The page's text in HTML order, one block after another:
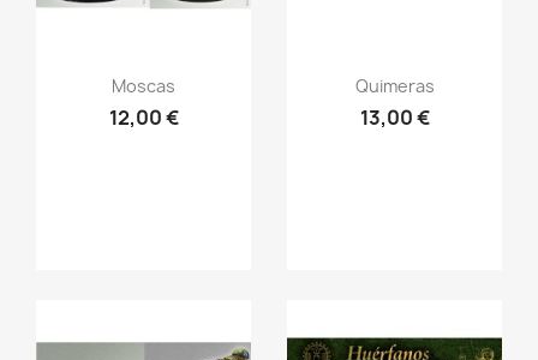
Vista rápida
Moscas
12,00 €
Vista rápida
Quimeras
13,00 €